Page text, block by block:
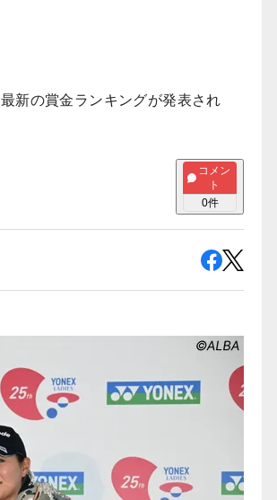
新の賞金ランキングが発表され
コメン
ト
0件